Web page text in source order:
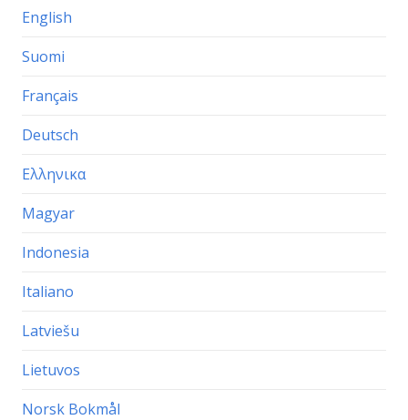
English
Suomi
Français
Deutsch
Ελληνικα
Magyar
Indonesia
Italiano
Latviešu
Lietuvos
Norsk Bokmål